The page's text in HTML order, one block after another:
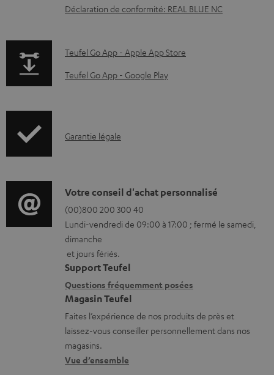
m
n
t
l
h
a
r
g
e
a
b
l
e
s
Déclaration de conformité: REAL BLUE NC
p
a
p
d
u
c
t
.
s
u
p
p
o
Teufel Go App - Apple App Store
Teufel Go App - Google Play
I
o
r
m
a
t
i
o
n
s
r
Garantie légale
D
é
t
a
i
l
s
c
o
n
Votre conseil d'achat personnalisé
(00)800 200 300 40
Lundi-vendredi de 09:00 à 17:00 ; fermé le samedi,
dimanche
et jours fériés.
Support Teufel
Questions fréquemment posées
Magasin Teufel
Faites l’expérience de nos produits de près et
laissez-vous conseiller personnellement dans nos
magasins.
Vue d’ensemble